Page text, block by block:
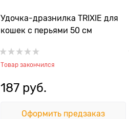
Удочка-дразнилка TRIXIE для
кошек с перьями 50 см
Товар закончился
187 руб.
Оформить предзаказ